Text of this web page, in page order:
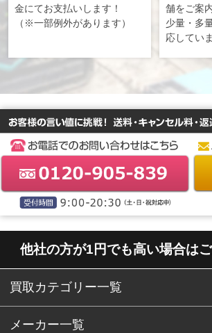
金にてお支払いします！
（※一部例外があります）
舗をご案
少量・多
応してい
他社の方が1円でも高い場合は
買取カテゴリー一覧
メーカー一覧